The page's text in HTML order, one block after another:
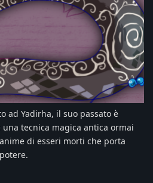
ad Yadirha, il suo passato è
tecnica magica antica ormai
di esseri morti che porta